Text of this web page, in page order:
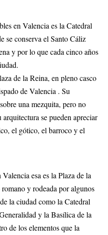
en Valencia es la Catedral
se conserva el Santo Cáliz
y por lo que cada cinco años
de la Reina, en pleno casco
de Valencia . Su
una mezquita, pero no
se pueden apreciar
el gótico, el barroco y el
esa es la Plaza de la
y rodeada por algunos
la ciudad como la Catedral
y la Basílica de la
de los elementos que la